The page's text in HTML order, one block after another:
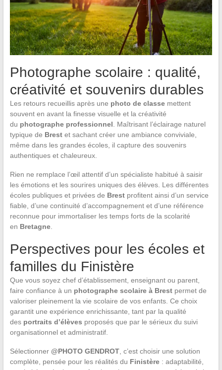
Photographe scolaire : qualité,
créativité et souvenirs durables
Les retours recueillis après une photo de classemettent
souvent en avant la finesse visuelle et la créativité
du photographe professionnel. Maîtrisant l’éclairage naturel
typique de Brestet sachant créer une ambiance conviviale,
même dans les grandes écoles, il capture des souvenirs
authentiques et chaleureux.
Rien ne remplace l’œil attentif d’un spécialiste habitué à saisir
les émotions et les sourires uniques des élèves. Les différentes
écoles publiques et privées de Brestprofitent ainsi d’un service
fiable, d’une continuité d’accompagnement et d’une référence
reconnue pour immortaliser les temps forts de la scolarité
en Bretagne.
Perspectives pour les écoles et
familles du Finistère
Que vous soyez chef d’établissement, enseignant ou parent,
faire confiance à un photographe scolaire à Brestpermet de
valoriser pleinement la vie scolaire de vos enfants. Ce choix
garantit une expérience enrichissante, tant par la qualité
des portraits d’élèves proposés que par le sérieux du suivi
organisationnel et administratif.
Sélectionner @PHOTO GENDROT, c’est choisir une solution
complète, pensée pour les réalités du Finistère: adaptabilité,